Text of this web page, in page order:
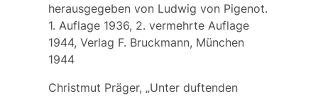
herausgegeben von Ludwig von Pigenot.
1. Auflage 1936, 2. vermehrte Auflage
1944, Verlag F. Bruckmann, München
1944
Christmut Präger, „Unter duftenden